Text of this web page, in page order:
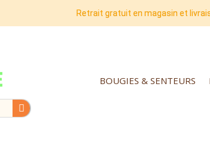
Retrait gratuit en magasin et
BOUGIES & SENTEURS